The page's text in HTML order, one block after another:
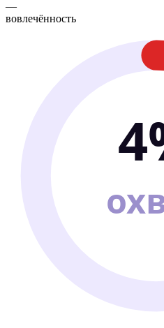
—
вовлечённость